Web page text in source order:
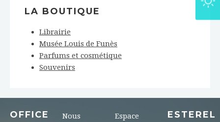
LA BOUTIQUE
Librairie
Musée Louis de Funès
Parfums et cosmétique
Souvenirs
OFFICE
Nous
Espace
ESTEREL